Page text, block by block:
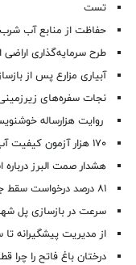
تست
حفاظت از منابع آب
طرح سرمایه‌گذاری اراضی
آبیاری مزارع پس از
نجات سفره‌های
روایت هزارساله
۱۷۰ هزار آزمون کیفیت آب و فاضلاب در البرز انجام شد
هشدار صمت البرز درباره
۸۱ درصد درخواست‌ سقط جنین قانونی مجوز گرفت
سرعت در بازسازی پل
از مدیریت پیشگیرانه
درختان باغ فاتح را چرا